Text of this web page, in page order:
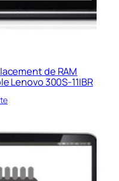
de RAM
Lenovo 300S-11IBR